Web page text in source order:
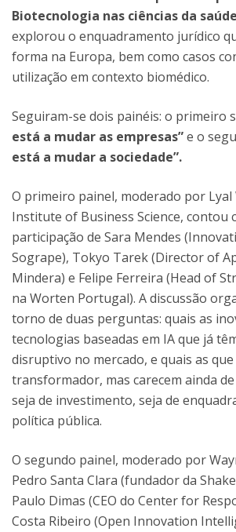
Biotecnologia nas ciências da
explorou o enquadramento jurídico
forma na Europa, bem como casos
utilização em contexto biomédico.
Seguiram-se dois painéis: o primeiro
está a mudar as empresas”e o
está a mudar a sociedade”.
O primeiro painel, moderado por Lyal
Institute of Business Science, contou
participação de Sara Mendes
Sogrape), Tokyo Tarek (Director of
Mindera) e Felipe Ferreira (Head of
na Worten Portugal). A discussão
torno de duas perguntas: quais as
tecnologias baseadas em IA que já
disruptivo no mercado, e quais as
transformador, mas carecem ainda
seja de investimento, seja de
política pública.
O segundo painel, moderado por
Pedro Santa Clara (fundador da
Paulo Dimas (CEO do Center for
Costa Ribeiro (Open Innovation